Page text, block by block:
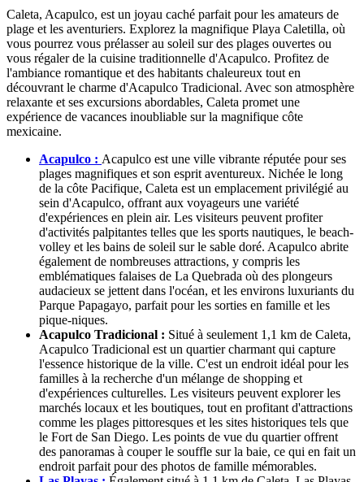
Caleta, Acapulco, est un joyau caché parfait pour les amateurs de
plage et les aventuriers. Explorez la magnifique Playa Caletilla, où
vous pourrez vous prélasser au soleil sur des plages ouvertes ou
vous régaler de la cuisine traditionnelle d'Acapulco. Profitez de
l'ambiance romantique et des habitants chaleureux tout en
découvrant le charme d'Acapulco Tradicional. Avec son atmosphère
relaxante et ses excursions abordables, Caleta promet une
expérience de vacances inoubliable sur la magnifique côte
mexicaine.
Acapulco : Acapulco est une ville vibrante réputée pour ses
plages magnifiques et son esprit aventureux. Nichée le long
de la côte Pacifique, Caleta est un emplacement privilégié au
sein d'Acapulco, offrant aux voyageurs une variété
d'expériences en plein air. Les visiteurs peuvent profiter
d'activités palpitantes telles que les sports nautiques, le beach-
volley et les bains de soleil sur le sable doré. Acapulco abrite
également de nombreuses attractions, y compris les
emblématiques falaises de La Quebrada où des plongeurs
audacieux se jettent dans l'océan, et les environs luxuriants du
Parque Papagayo, parfait pour les sorties en famille et les
pique-niques.
Acapulco Tradicional : Situé à seulement 1,1 km de Caleta,
Acapulco Tradicional est un quartier charmant qui capture
l'essence historique de la ville. C'est un endroit idéal pour les
familles à la recherche d'un mélange de shopping et
d'expériences culturelles. Les visiteurs peuvent explorer les
marchés locaux et les boutiques, tout en profitant d'attractions
comme les plages pittoresques et les sites historiques tels que
le Fort de San Diego. Les points de vue du quartier offrent
des panoramas à couper le souffle sur la baie, ce qui en fait un
endroit parfait pour des photos de famille mémorables.